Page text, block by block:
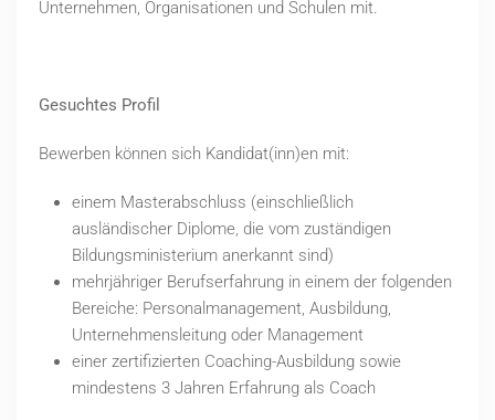
Unternehmen, Organisationen und Schulen mit.
Gesuchtes Profil
Bewerben können sich Kandidat(inn)en mit:
einem Masterabschluss (einschließlich
ausländischer Diplome, die vom zuständigen
Bildungsministerium anerkannt sind)
mehrjähriger Berufserfahrung in einem der folgenden
Bereiche: Personalmanagement, Ausbildung,
Unternehmensleitung oder Management
einer zertifizierten Coaching-Ausbildung sowie
mindestens 3 Jahren Erfahrung als Coach